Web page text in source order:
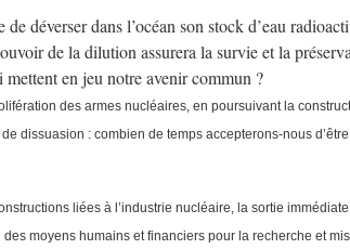
déverser dans l’océan son stock d’eau
de la dilution assurera la survie et la
en jeu notre avenir commun ?
des armes nucléaires, en poursuivant la
dissuasion : combien de temps accepterons-nous
liées à l’industrie nucléaire, la sortie
moyens humains et financiers pour la recherche et